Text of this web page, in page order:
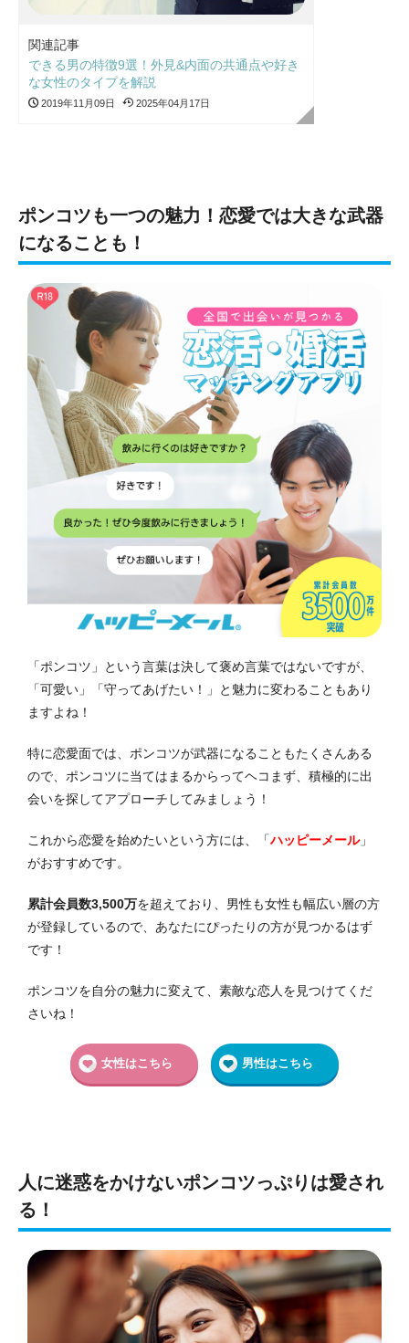
関連記事
できる男の特徴9選！外見&内面の共通点や好き
な女性のタイプを解説
2019年11月09日 2025年04月17日
ポンコツも一つの魅力！恋愛では大きな武器
になることも！
「ポンコツ」という言葉は決して褒め言葉ではないですが、
「可愛い」「守ってあげたい！」と魅力に変わることもあり
ますよね！
特に恋愛面では、ポンコツが武器になることもたくさんある
ので、ポンコツに当てはまるからってヘコまず、積極的に出
会いを探してアプローチしてみましょう！
これから恋愛を始めたいという方には、「ハッピーメール」
がおすすめです。
累計会員数3,500万を超えており、男性も女性も幅広い層の方
が登録しているので、あなたにぴったりの方が見つかるはず
です！
ポンコツを自分の魅力に変えて、素敵な恋人を見つけてくだ
さいね！
女性はこちら 男性はこちら
人に迷惑をかけないポンコツっぷりは愛され
る！